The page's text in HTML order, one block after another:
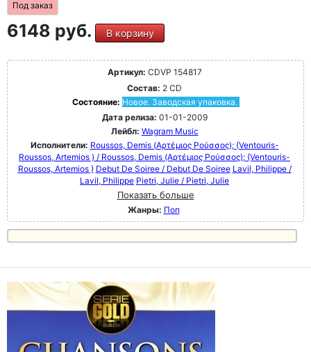
Под заказ
6148 руб. В корзину
Артикул: CDVP 154817
Состав: 2 CD
Состояние: Новое. Заводская упаковка.
Дата релиза: 01-01-2009
Лейбл: Wagram Music
Исполнители: Roussos, Demis (Αρτέμιος Ρούσσος); (Ventouris-
Roussos, Artemios ) / Roussos, Demis (Αρτέμιος Ρούσσος); (Ventouris-
Roussos, Artemios ) Debut De Soiree / Debut De Soiree Lavil, Philippe /
Lavil, Philippe Pietri, Julie / Pietri, Julie
Показать больше
Жанры: Поп